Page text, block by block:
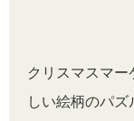
クリスマスマ
しい絵柄のパ